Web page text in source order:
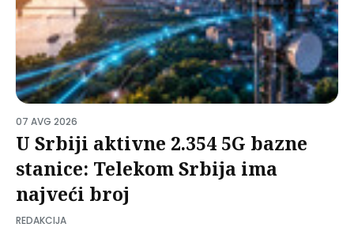
07 AVG 2026
U Srbiji aktivne 2.354 5G bazne
stanice: Telekom Srbija ima
najveći broj
REDAKCIJA